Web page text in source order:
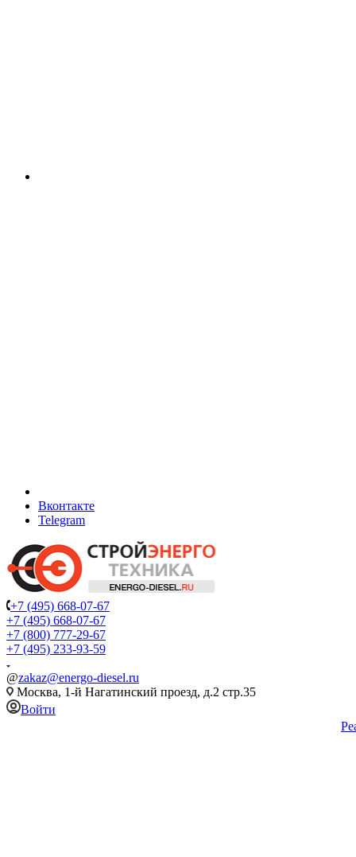
Вконтакте
Telegram
+7 (495) 668-07-67
+7 (495) 668-07-67
+7 (800) 777-29-67
+7 (495) 233-93-59
@zakaz@energo-diesel.ru
Москва, 1-й Нагатинский проезд, д.2 стр.35
Войти